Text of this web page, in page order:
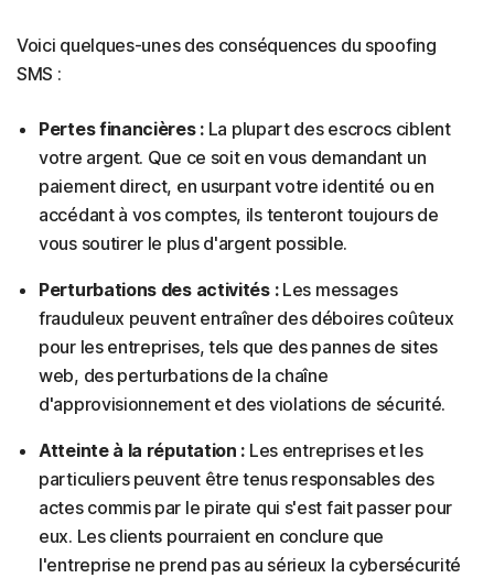
Voici quelques-unes des conséquences du spoofing
SMS :
Pertes financières : La plupart des escrocs ciblent
votre argent. Que ce soit en vous demandant un
paiement direct, en usurpant votre identité ou en
accédant à vos comptes, ils tenteront toujours de
vous soutirer le plus d'argent possible.
Perturbations des activités :Les messages
frauduleux peuvent entraîner des déboires coûteux
pour les entreprises, tels que des pannes de sites
web, des perturbations de la chaîne
d'approvisionnement et des violations de sécurité.
Atteinte à la réputation : Les entreprises et les
particuliers peuvent être tenus responsables des
actes commis par le pirate qui s'est fait passer pour
eux. Les clients pourraient en conclure que
l'entreprise ne prend pas au sérieux la cybersécurité